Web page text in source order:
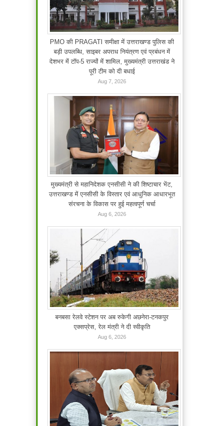
PMO की PRAGATI समीक्षा में उत्तराखण्ड पुलिस की
बड़ी उपलब्धि, साइबर अपराध नियंत्रण एवं प्रबंधन में
देशभर में टॉप-5 राज्यों में शामिल, मुख्यमंत्री उत्तराखंड ने
पूरी टीम को दी बधाई
Aug 7, 2026
मुख्यमंत्री से महानिदेशक एनसीसी ने की शिष्टाचार भेंट,
उत्तराखण्ड में एनसीसी के विस्तार एवं आधुनिक आधारभूत
संरचना के विकास पर हुई महत्वपूर्ण चर्चा
Aug 6, 2026
बनबसा रेलवे स्टेशन पर अब रुकेगी अछनेरा-टनकपुर
एक्सप्रेस, रेल मंत्री ने दी स्वीकृति
Aug 6, 2026